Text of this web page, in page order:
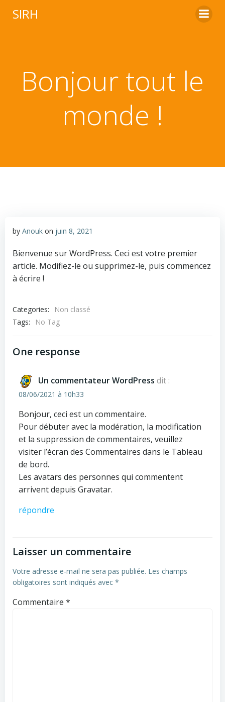
SIRH
Bonjour tout le
monde !
by Anouk on juin 8, 2021
Bienvenue sur WordPress. Ceci est votre premier
article. Modifiez-le ou supprimez-le, puis commencez
à écrire !
Categories:
Non classé
Tags:
No Tag
One response
Un commentateur WordPress dit :
08/06/2021 à 10h33
Bonjour, ceci est un commentaire.
Pour débuter avec la modération, la modification
et la suppression de commentaires, veuillez
visiter l’écran des Commentaires dans le Tableau
de bord.
Les avatars des personnes qui commentent
arrivent depuis Gravatar.
répondre
Laisser un commentaire
Votre adresse e-mail ne sera pas publiée. Les champs
obligatoires sont indiqués avec *
Commentaire *